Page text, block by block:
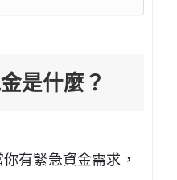
是什麼？
有緊急資金需求，